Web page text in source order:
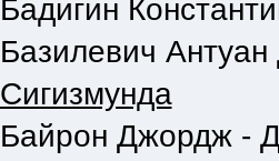
Бадигин
Базилевич
Сигизмунда
Байрон Джордж -